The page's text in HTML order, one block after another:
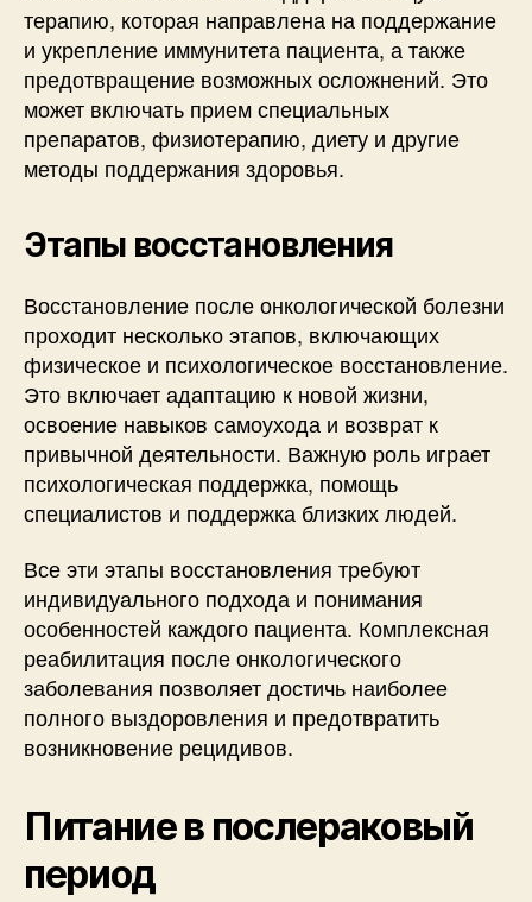
терапию, которая направлена на поддержание
и укрепление иммунитета пациента, а также
предотвращение возможных осложнений. Это
может включать прием специальных
препаратов, физиотерапию, диету и другие
методы поддержания здоровья.
Этапы восстановления
Восстановление после онкологической болезни
проходит несколько этапов, включающих
физическое и психологическое восстановление.
Это включает адаптацию к новой жизни,
освоение навыков самоухода и возврат к
привычной деятельности. Важную роль играет
психологическая поддержка, помощь
специалистов и поддержка близких людей.
Все эти этапы восстановления требуют
индивидуального подхода и понимания
особенностей каждого пациента. Комплексная
реабилитация после онкологического
заболевания позволяет достичь наиболее
полного выздоровления и предотвратить
возникновение рецидивов.
Питание в послераковый
период